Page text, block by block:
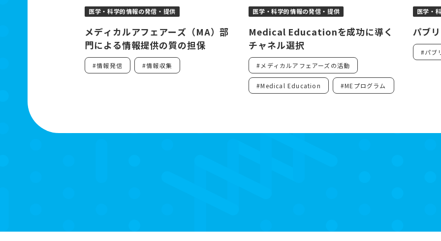
医学・科学的情報の発信・提供
メディカルアフェアーズ（MA）部
門による情報提供の質の担保
#情報発信 #情報収集
医学・科学的情報の発信・提供
Medical Educationを成功に導く
チャネル選択
#メディカルアフェアーズの活動
#Medical Education #MEプログラム
医学・
パブ
#パブ